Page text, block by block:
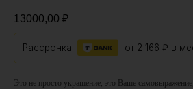
13000,00 ₽
Рассрочка от 2 166 ₽ в
Это не просто украшение, это Ваше